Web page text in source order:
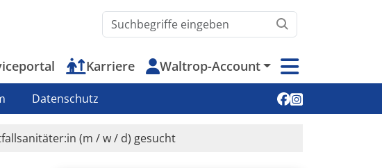
Waltrop.de durchsuchen
Karriere Waltrop-Account
Datenschutz Soziale Medien
(m / w / d) gesucht